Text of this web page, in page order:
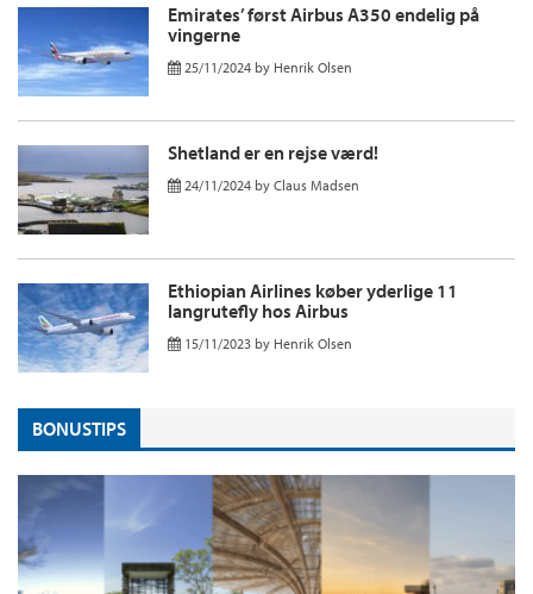
Emirates’ først Airbus A350 endelig på
vingerne
25/11/2024 by Henrik Olsen
Shetland er en rejse værd!
24/11/2024 by Claus Madsen
Ethiopian Airlines køber yderlige 11
langrutefly hos Airbus
15/11/2023 by Henrik Olsen
BONUSTIPS